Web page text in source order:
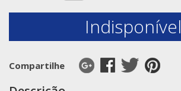
Indisponível
Compartilhe